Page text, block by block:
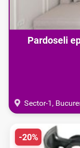
Pardoseli
Sector-1,
-20%